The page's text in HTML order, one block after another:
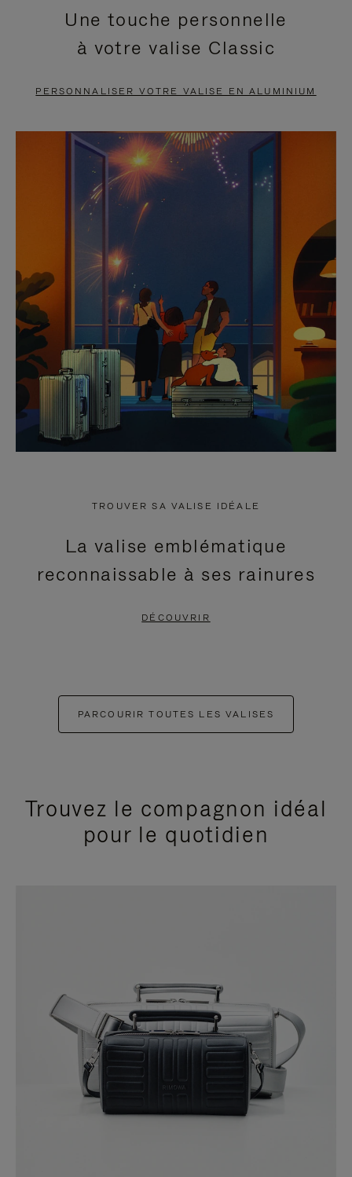
EN
PAUSE,
APPUYEZ
POUR
METTRE
PAUSE
VIDÉO
EST
DÉSACTIVÉ.
CLIQUER
POUR
RÉACTIVER
LE
SON
Une touche personnelle
à votre valise Classic
PERSONNALISER VOTRE VALISE EN ALUMINIUM
TROUVER SA VALISE IDÉALE
La valise emblématique
reconnaissable à ses rainures
DÉCOUVRIR
PARCOURIR TOUTES LES VALISES
Trouvez le compagnon idéal
pour le quotidien